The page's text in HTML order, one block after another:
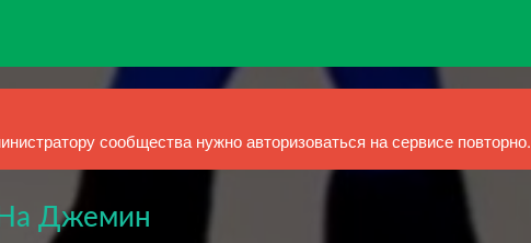
сообщества нужно авторизоваться на сервисе повторно.
Джемин